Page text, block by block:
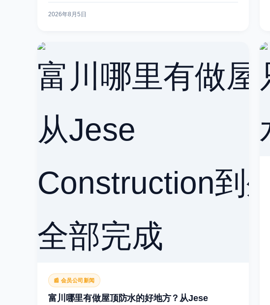
2026年8月5日
📰 会员公司新闻
富川哪里有做屋顶防水的好地方？从Jese